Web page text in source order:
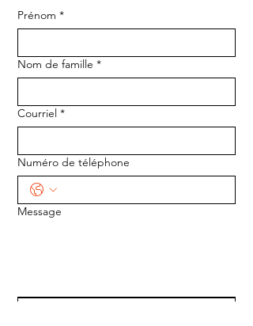
Prénom *
Nom de famille *
Courriel *
Numéro de téléphone
Message